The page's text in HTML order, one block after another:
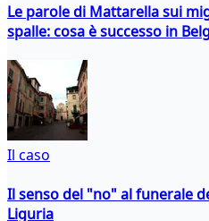
Le parole di Mattarella sui
spalle: cosa è successo in
Il caso
Il senso del "no" al funerale
Liguria